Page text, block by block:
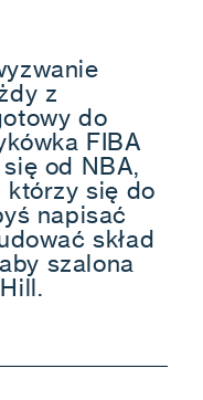
z
do
FIBA
od NBA,
którzy się do
napisać
skład
szalona